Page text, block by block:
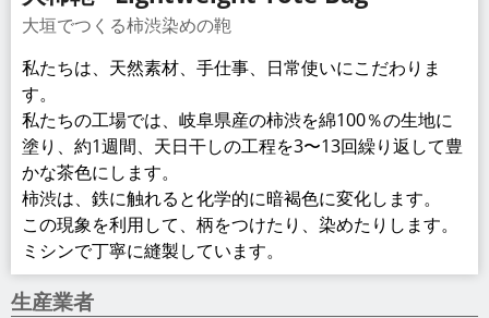
大垣でつくる柿渋染めの鞄
私たちは、天然素材、手仕事、日常使いにこだわりま
す。
私たちの工場では、岐阜県産の柿渋を綿100％の生地に
塗り、約1週間、天日干しの工程を3〜13回繰り返して豊
かな茶色にします。
柿渋は、鉄に触れると化学的に暗褐色に変化します。
この現象を利用して、柄をつけたり、染めたりします。
ミシンで丁寧に縫製しています。
生産業者